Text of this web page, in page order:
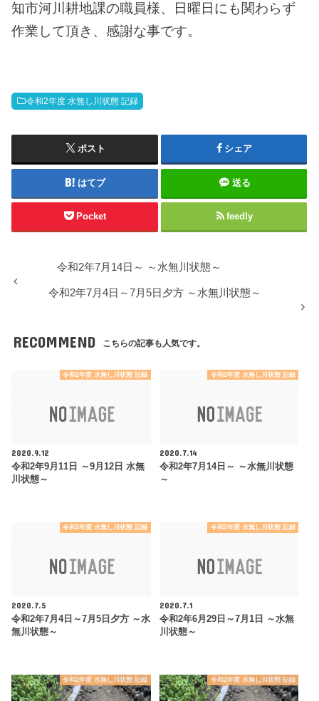
知市河川耕地課の職員様、日曜日にも関わらず
作業して頂き、感謝な事です。
令和2年度 水無し川状態 記録
ポスト シェア
はてブ 送る
Pocket feedly
令和2年7月14日～ ～水無川状態～
令和2年7月4日～7月5日夕方 ～水無川状態～
RECOMMEND こちらの記事も人気です。
令和2年度 水無し川状態 記録
2020.9.12
令和2年9月11日 ～9月12日 水無
川状態～
令和2年度 水無し川状態 記録
2020.7.14
令和2年7月14日～ ～水無川状態
～
令和2年度 水無し川状態 記録
2020.7.5
令和2年7月4日～7月5日夕方 ～水
無川状態～
令和2年度 水無し川状態 記録
2020.7.1
令和2年6月29日～7月1日 ～水無
川状態～
令和2年度 水無し川状態 記録 令和2年度 水無し川状態 記録